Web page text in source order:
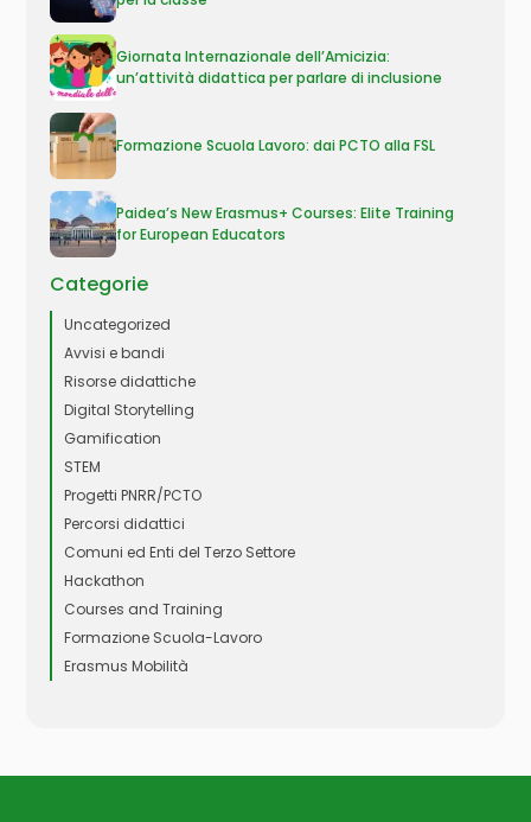
Giornata Internazionale dell’Amicizia:
un’attività didattica per parlare di inclusione
Formazione Scuola Lavoro: dai PCTO alla FSL
Paidea’s New Erasmus+ Courses: Elite Training
for European Educators
Categorie
Uncategorized
Avvisi e bandi
Risorse didattiche
Digital Storytelling
Gamification
STEM
Progetti PNRR/PCTO
Percorsi didattici
Comuni ed Enti del Terzo Settore
Hackathon
Courses and Training
Formazione Scuola-Lavoro
Erasmus Mobilità